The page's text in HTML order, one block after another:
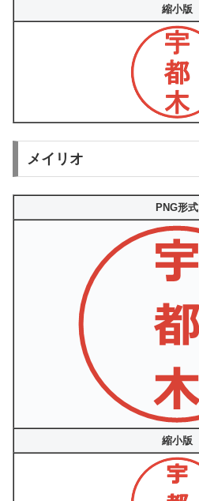
縮小版
メイリオ
PNG形式
縮小版